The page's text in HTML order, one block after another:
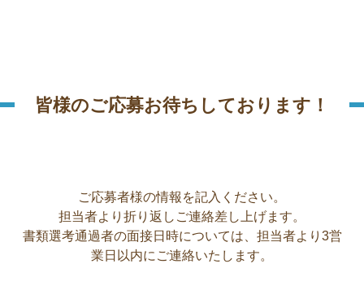
皆様のご応募お待ちしております！
ご応募者様の情報を記入ください。
担当者より折り返しご連絡差し上げます。
書類選考通過者の面接日時については、担当者より3営
業日以内にご連絡いたします。